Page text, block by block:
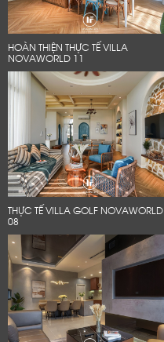
HOÀN THIỆN THỰC TẾ VILLA
NOVAWORLD 11
THỰC TẾ VILLA GOLF NOVAWORLD
08